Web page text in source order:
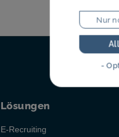
Lösungen
E-Recruiting
Nur
-